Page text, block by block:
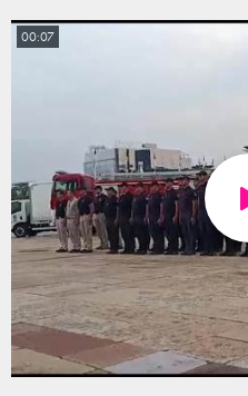
00:07